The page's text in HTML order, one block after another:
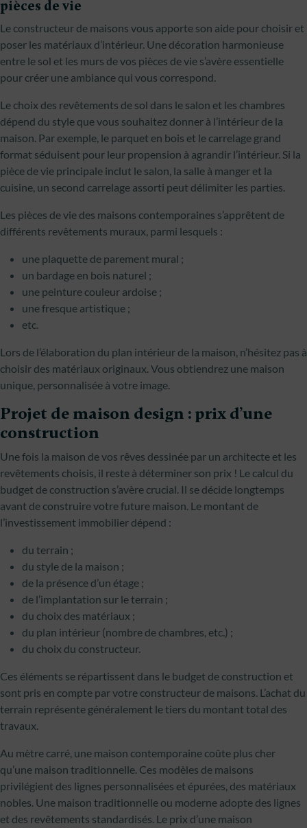
pièces de vie
Le constructeur de maisons vous apporte son aide pour choisir et
poser les matériaux d’intérieur. Une décoration harmonieuse
entre le sol et les murs de vos pièces de vie s’avère essentielle
pour créer une ambiance qui vous correspond.
Le choix des revêtements de sol dans le salon et les chambres
dépend du style que vous souhaitez donner à l’intérieur de la
maison. Par exemple, le parquet en bois et le carrelage grand
format séduisent pour leur propension à agrandir l’intérieur. Si la
pièce de vie principale inclut le salon, la salle à manger et la
cuisine, un second carrelage assorti peut délimiter les parties.
Les pièces de vie des maisons contemporaines s’apprêtent de
différents revêtements muraux, parmi lesquels :
une plaquette de parement mural ;
un bardage en bois naturel ;
une peinture couleur ardoise ;
une fresque artistique ;
etc.
Lors de l’élaboration du plan intérieur de la maison, n’hésitez pas à
choisir des matériaux originaux. Vous obtiendrez une maison
unique, personnalisée à votre image.
Projet de maison design : prix d’une
construction
Une fois la maison de vos rêves dessinée par un architecte et les
revêtements choisis, il reste à déterminer son prix ! Le calcul du
budget de construction s’avère crucial. Il se décide longtemps
avant de construire votre future maison. Le montant de
l’investissement immobilier dépend :
du terrain ;
du style de la maison ;
de la présence d’un étage ;
de l’implantation sur le terrain ;
du choix des matériaux ;
du plan intérieur (nombre de chambres, etc.) ;
du choix du constructeur.
Ces éléments se répartissent dans le budget de construction et
sont pris en compte par votre constructeur de maisons. L’achat du
terrain représente généralement le tiers du montant total des
travaux.
Au mètre carré, une maison contemporaine coûte plus cher
qu’une maison traditionnelle. Ces modèles de maisons
privilégient des lignes personnalisées et épurées, des matériaux
nobles. Une maison traditionnelle ou moderne adopte des lignes
et des revêtements standardisés. Le prix d’une maison